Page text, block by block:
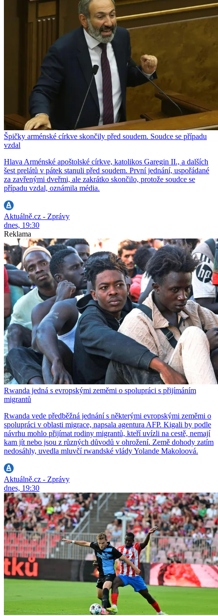
Špičky arménské církve skončily před soudem. Soudce se případu
vzdal
Hlava Arménské apoštolské církve, katolikos Garegin II., a dalších
šest prelátů v pátek stanuli před soudem. První jednání, uspořádané
za zavřenými dveřmi, ale zakrátko skončilo, protože soudce se
případu vzdal, oznámila média.
Aktuálně.cz - Zprávy
dnes, 19:30
Reklama
Rwanda jedná s evropskými zeměmi o spolupráci s přijímáním
migrantů
Rwanda vede předběžná jednání s některými evropskými zeměmi o
spolupráci v oblasti migrace, napsala agentura AFP. Kigali by podle
návrhu mohlo přijímat rodiny migrantů, kteří uvízli na cestě, nemají
kam jít nebo jsou z různých důvodů v ohrožení. Země dohody zatím
nedosáhly, uvedla mluvčí rwandské vlády Yolande Makoloová.
Aktuálně.cz - Zprávy
dnes, 19:30